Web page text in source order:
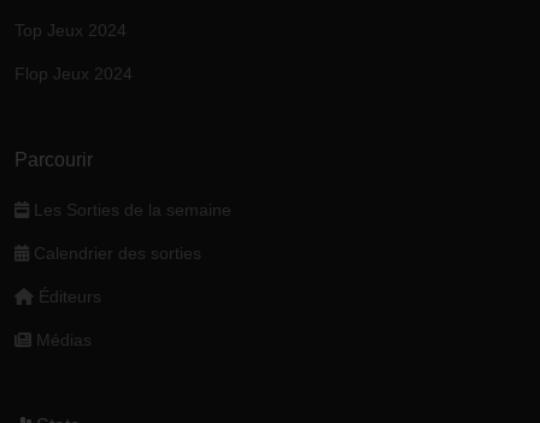
Top Jeux 2024
Flop Jeux 2024
Parcourir
Les Sorties de la semaine
Calendrier des sorties
Éditeurs
Médias